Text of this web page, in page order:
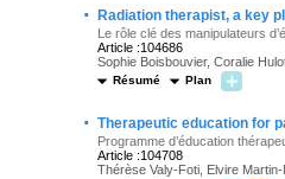
· Radiation therapist, a key
Le rôle clé des manipulateurs
Article :104686
Sophie Boisbouvier, Coralie
Résumé Plan
· Therapeutic education for
Programme d’éducation
Article :104708
Thérèse Valy-Foti, Elvire